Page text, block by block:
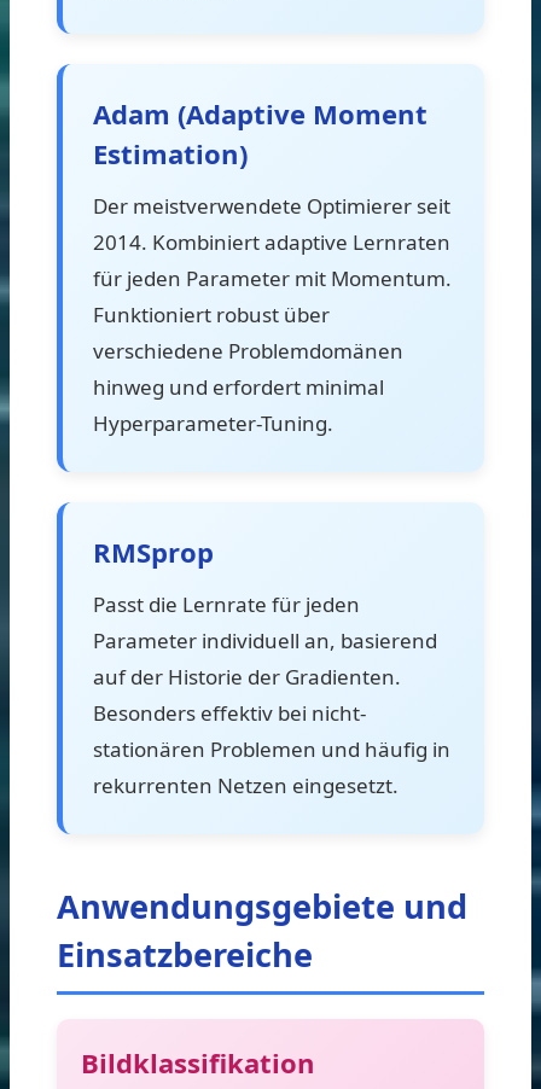
Adam (Adaptive Moment
Estimation)
Der meistverwendete Optimierer seit
2014. Kombiniert adaptive Lernraten
für jeden Parameter mit Momentum.
Funktioniert robust über
verschiedene Problemdomänen
hinweg und erfordert minimal
Hyperparameter-Tuning.
RMSprop
Passt die Lernrate für jeden
Parameter individuell an, basierend
auf der Historie der Gradienten.
Besonders effektiv bei nicht-
stationären Problemen und häufig in
rekurrenten Netzen eingesetzt.
Anwendungsgebiete und
Einsatzbereiche
Bildklassifikation